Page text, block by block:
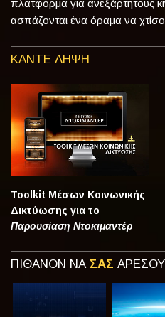
πλατφόρμα για ανεξάρτητους
ασπάζονται ένα όραμα να
ΚΑΝΤΕ ΛΗΨΗ
Toolkit Μέσων Κοινωνικής
Δικτύωσης για το
Παρουσίαση Ντοκιμαντέρ
ΠΙΘΑΝΟΝ ΝΑ ΣΑΣ